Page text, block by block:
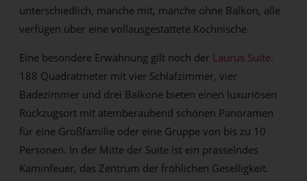
unterschiedlich, manche mit, manche ohne Balkon, alle
verfügen über eine vollausgestattete Kochnische.
Eine besondere Erwähnung gilt noch der Laurus Suite.
188 Quadratmeter mit vier Schlafzimmer, vier
Badezimmer und drei Balkone bieten einen luxuriösen
Rückzugsort mit atemberaubend schönen Panoramen
für eine Großfamilie oder eine Gruppe von bis zu 10
Personen. In der Mitte der Suite ist ein prasselndes
Kaminfeuer, das Zentrum der fröhlichen Geselligkeit.